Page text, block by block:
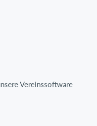
Vereinssoftware